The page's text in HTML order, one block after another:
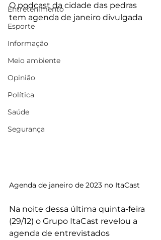
Entretenimento
Esporte
Informação
Meio ambiente
Opinião
Política
Saúde
Segurança
O podcast da cidade das pedras
tem agenda de janeiro divulgada
Agenda de janeiro de 2023 no ItaCast
Na noite dessa última quinta-feira
(29/12) o Grupo ItaCast revelou a
agenda de entrevistados